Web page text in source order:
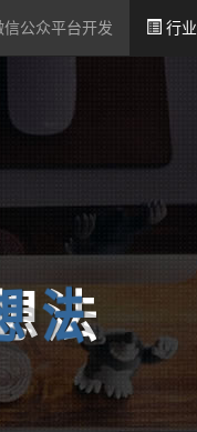
信公众平台开发 行
法